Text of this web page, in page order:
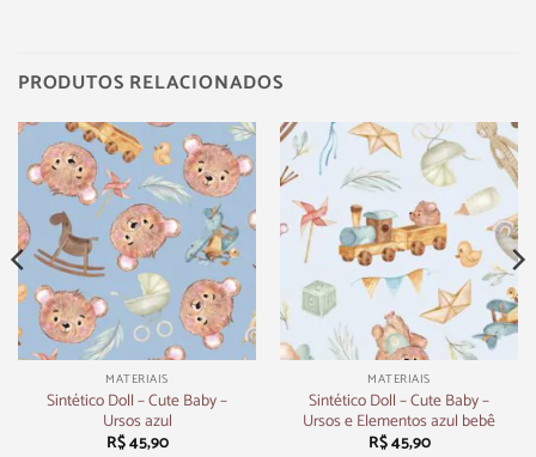
PRODUTOS RELACIONADOS
MATERIAIS
Sintético Doll – Cute Baby –
Ursos azul
R$45,90
MATERIAIS
Sintético Doll – Cute Baby –
Ursos e Elementos azul bebê
R$45,90